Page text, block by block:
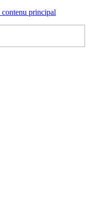
principal